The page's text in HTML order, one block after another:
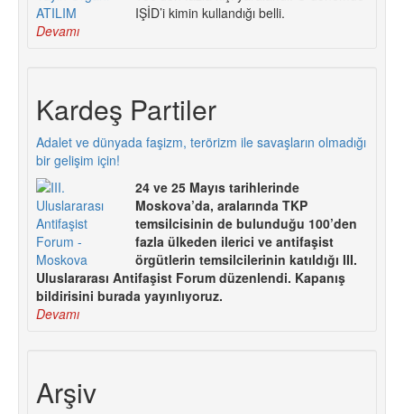
IŞİD’i kimin kullandığı belli.
Devamı
Kardeş Partiler
Adalet ve dünyada faşizm, terörizm ile savaşların olmadığı
bir gelişim için!
24 ve 25 Mayıs tarihlerinde
Moskova’da, aralarında TKP
temsilcisinin de bulunduğu 100’den
fazla ülkeden ilerici ve antifaşist
örgütlerin temsilcilerinin katıldığı III.
Uluslararası Antifaşist Forum düzenlendi. Kapanış
bildirisini burada yayınlıyoruz.
Devamı
Arşiv